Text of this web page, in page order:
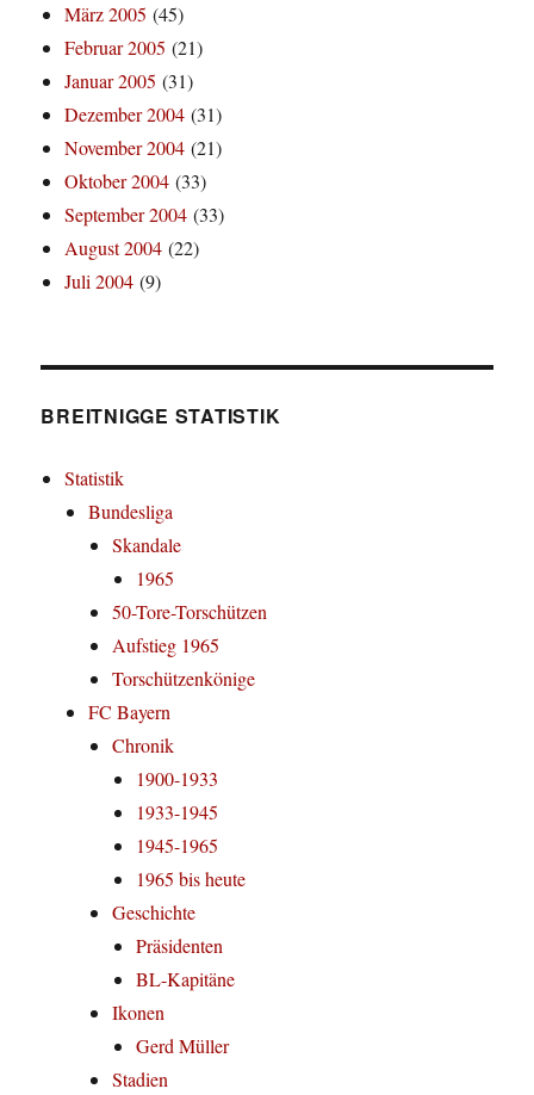
März 2005 (45)
Februar 2005 (21)
Januar 2005 (31)
Dezember 2004 (31)
November 2004 (21)
Oktober 2004 (33)
September 2004 (33)
August 2004 (22)
Juli 2004 (9)
BREITNIGGE STATISTIK
Statistik
Bundesliga
Skandale
1965
50-Tore-Torschützen
Aufstieg 1965
Torschützenkönige
FC Bayern
Chronik
1900-1933
1933-1945
1945-1965
1965 bis heute
Geschichte
Präsidenten
BL-Kapitäne
Ikonen
Gerd Müller
Stadien